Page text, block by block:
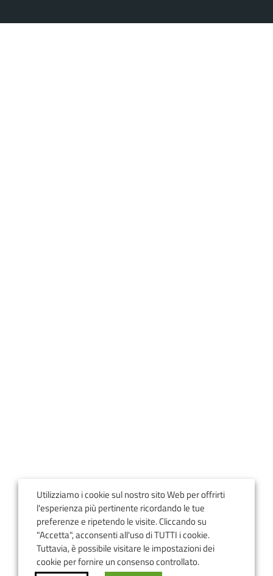
Utilizziamo i cookie sul nostro sito Web per offrirti
l'esperienza più pertinente ricordando le tue
preferenze e ripetendo le visite. Cliccando su
"Accetta", acconsenti all'uso di TUTTI i cookie.
Tuttavia, è possibile visitare le impostazioni dei
cookie per fornire un consenso controllato.